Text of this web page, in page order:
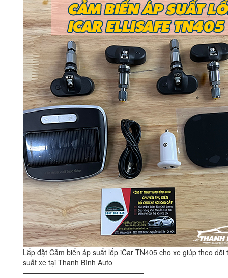
Lắp đặt Cảm biến áp suất lốp iCar TN405 cho xe giúp theo dõi
suất xe tại Thanh Bình Auto
—————————————————